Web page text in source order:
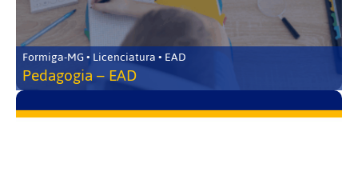
Formiga-MG • Licenciatura • EAD
Pedagogia – EAD